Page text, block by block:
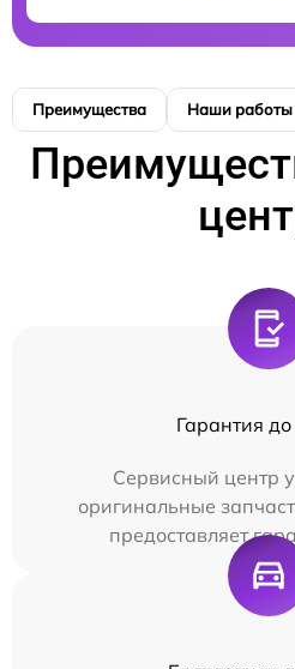
Преимущества Наши работы
Гарантия
Сервисный центр
оригинальные
предоставляет